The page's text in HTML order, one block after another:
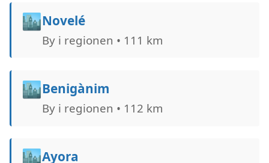
🏙️Novelé
By i regionen • 111 km
🏙️Benigànim
By i regionen • 112 km
🏙️Ayora